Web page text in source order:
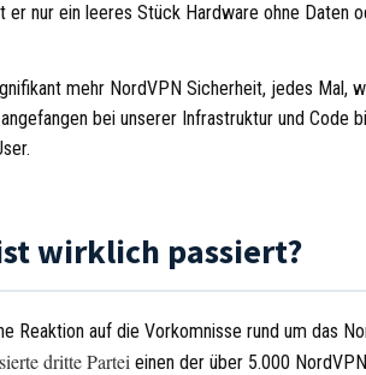
nur ein leeres Stück Hardware ohne Daten
mehr NordVPN Sicherheit, jedes
bei unserer Infrastruktur und Code
wirklich passiert?
Reaktion auf die Vorkomnisse rund um das
dritte Partei einen der über 5.000